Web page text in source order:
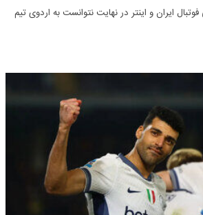
ایران و اینتر در نهایت نتوانست به اردوی تیم